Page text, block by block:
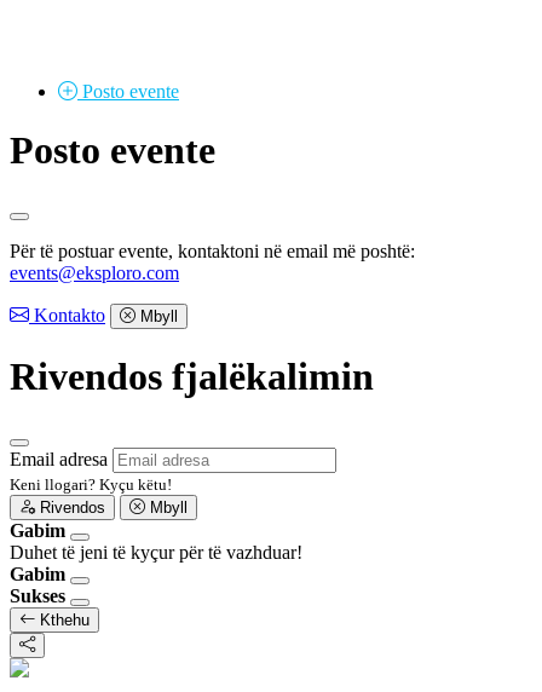
Posto evente
Posto evente
Për të postuar evente, kontaktoni në email më poshtë:
events@eksploro.com
Kontakto Mbyll
Rivendos fjalëkalimin
Email adresa
Keni llogari? Kyçu këtu!
Rivendos
Mbyll
Gabim
Duhet të jeni të kyçur për të vazhduar!
Gabim
Sukses
Kthehu